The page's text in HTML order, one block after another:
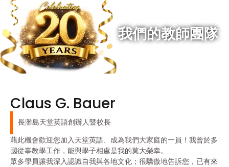
我們的教師團隊
Claus G. Bauer
長灘島天堂英語創辦人暨校長
藉此機會歡迎您加入天堂英語、成為我們大家庭的一員！我曾於多
國從事教學工作，能與學子相處是我的莫大榮幸。
眾多學員讓我深入認識自我與各地文化；很驕傲地告訴您，已有來